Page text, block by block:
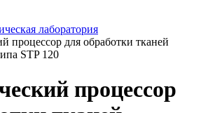
лаборатория
процессор для обработки тканей
STP 120
процессор